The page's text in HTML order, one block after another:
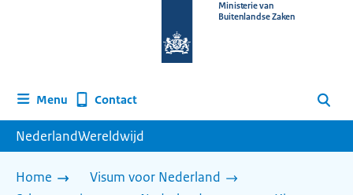
homepage
Ministerie van
Buitenlandse Zaken
Menu Contact Zoeken
NederlandWereldwijd
Home
Visum voor Nederland